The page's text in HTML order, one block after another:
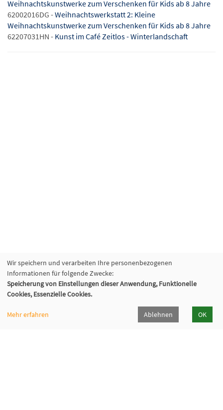
Weihnachtskunstwerke zum Verschenken für Kids ab 8 Jahre
62002016DG -Weihnachtswerkstatt 2: Kleine
Weihnachtskunstwerke zum Verschenken für Kids ab 8 Jahre
62207031HN - Kunst im Café Zeitlos - Winterlandschaft
VHS Lahn-Dill
02771 407-7400, 407-7401
Wir speichern und verarbeiten Ihre personenbezogenen
Informationen für folgende Zwecke:
Speicherung von Einstellungen dieser Anwendung, Funktionelle
Cookies, Essenzielle Cookies.
Mehr erfahren Ablehnen OK